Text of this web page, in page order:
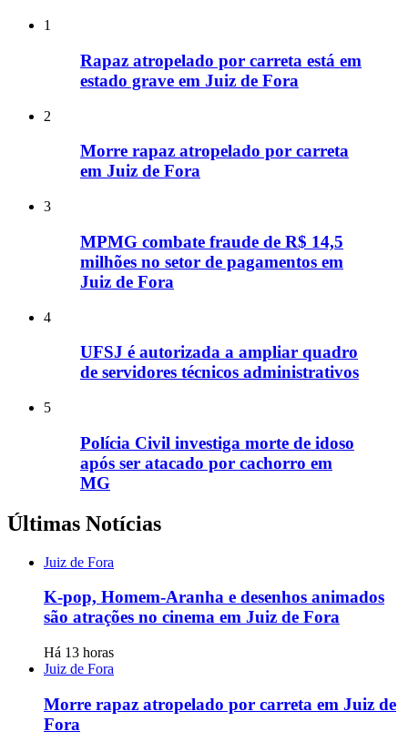
1
Rapaz atropelado por carreta está em
estado grave em Juiz de Fora
2
Morre rapaz atropelado por carreta
em Juiz de Fora
3
MPMG combate fraude de R$ 14,5
milhões no setor de pagamentos em
Juiz de Fora
4
UFSJ é autorizada a ampliar quadro
de servidores técnicos administrativos
5
Polícia Civil investiga morte de idoso
após ser atacado por cachorro em
MG
Últimas Notícias
Juiz de Fora
K-pop, Homem-Aranha e desenhos animados
são atrações no cinema em Juiz de Fora
Há 13 horas
Juiz de Fora
Morre rapaz atropelado por carreta em Juiz de
Fora